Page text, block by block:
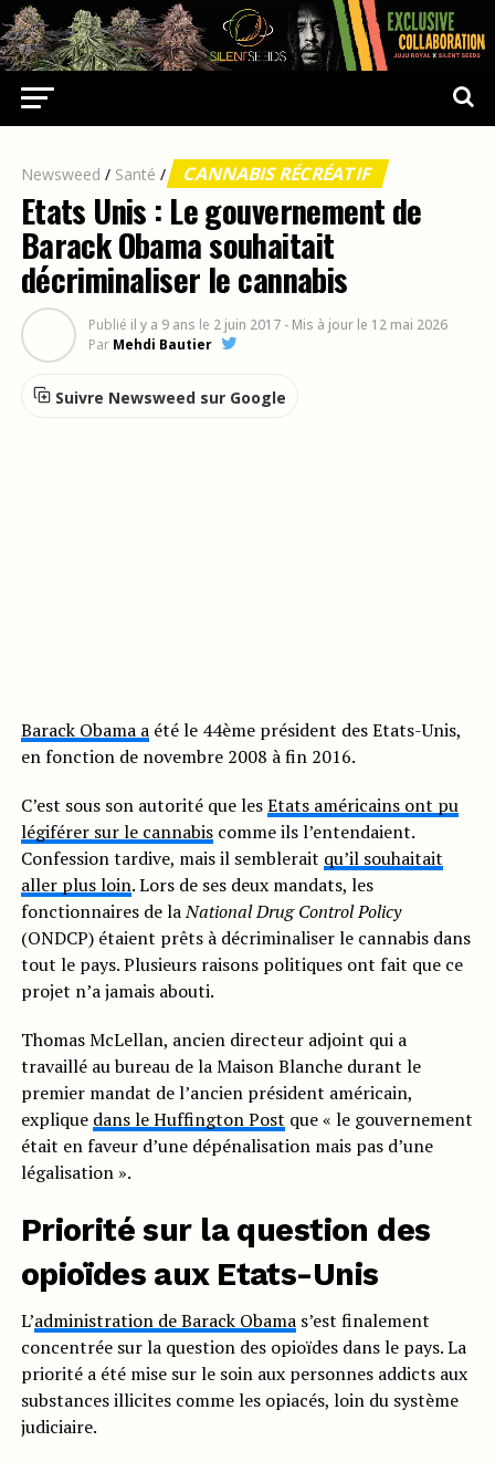
Newsweed / Santé / CANNABIS RÉCRÉATIF
Etats Unis : Le gouvernement de
Barack Obama souhaitait
décriminaliser le cannabis
Publié il y a 9 ans le 2 juin 2017 - Mis à jour le 12 mai 2026
Par Mehdi Bautier
Suivre Newsweed sur Google
Barack Obama aété le 44ème président des Etats-Unis,
en fonction de novembre 2008 à fin 2016.
C’est sous son autorité que lesEtats américains ont pu
légiférer sur le cannabiscomme ils l’entendaient.
Confession tardive, mais il semblerait qu’il souhaitait
aller plus loin. Lors de ses deux mandats, les
fonctionnaires de laNational Drug Control Policy
(ONDCP) étaient prêts à décriminaliser le cannabis dans
tout le pays. Plusieurs raisons politiques ont fait que ce
projet n’a jamais abouti.
Thomas McLellan, ancien directeur adjoint qui a
travaillé au bureau de la Maison Blanche durant le
premier mandat de l’ancien président américain,
explique dans le Huffington Post que « le gouvernement
était en faveur d’une dépénalisation mais pas d’une
légalisation ».
Priorité sur la question des
opioïdes aux Etats-Unis
L’administration de Barack Obamas’est finalement
concentrée sur la question des opioïdes dans le pays. La
priorité a été mise sur le soin aux personnes addicts aux
substances illicites comme les opiacés, loin du système
judiciaire.